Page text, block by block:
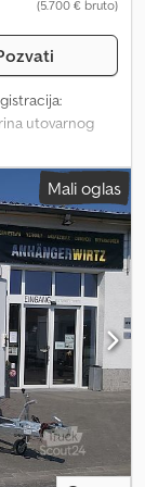
(5.700 € bruto)
utovarnog
modeli. Kupite
interneta na
nudi
lageru. Preko
iznajmljivanje
1025/206,
kg,
sa
vrata, ručne
04/21 dok
za
Mali oglas